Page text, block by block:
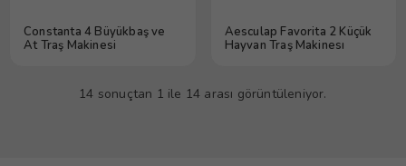
Constanta 4 Büyükbaş ve
At Traş Makinesi
Aesculap Favorita 2 Küçük
Hayvan Traş Makinesı
14 sonuçtan 1 ile 14 arası görüntüleniyor.